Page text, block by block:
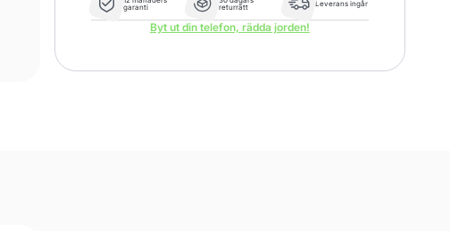
garanti
returrätt
Leverans ingår
Byt ut din telefon, rädda jorden!